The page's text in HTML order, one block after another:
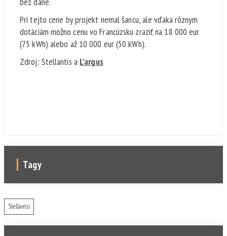
Pri tejto cene by projekt nemal šancu, ale vďaka rôznym
dotáciám možno cenu vo Francúzsku zraziť na 18 000 eur
(75 kWh) alebo až 10 000 eur (50 kWh).
Zdroj: Stellantis a L'argus
Tagy
Stellantis